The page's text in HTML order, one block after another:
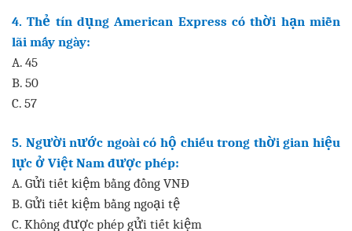
4. Thẻ tín dụng American Express có thời hạn miễn
lãi mấy ngày:
A. 45
B. 50
C. 57
5. Người nước ngoài có hộ chiếu trong thời gian hiệu
lực ở Việt Nam được phép:
A. Gửi tiết kiệm bằng đồng VNĐ
B. Gửi tiết kiệm bằng ngoại tệ
C. Không được phép gửi tiết kiệm